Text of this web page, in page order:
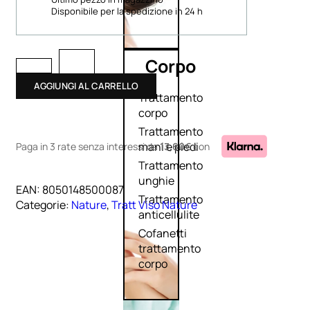
Corpo
Trattamento
corpo
Trattamento
mani e piedi
Trattamento
unghie
Trattamento
anticellulite
Cofanetti
trattamento
corpo
Disponibile per la spedizione in 24 h
AGGIUNGI AL CARRELLO
Paga in 3 rate senza interessida13,60€con
EAN: 8050148500087
Categorie: Nature,Tratt Viso Nature